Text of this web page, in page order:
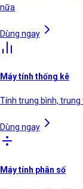
nữa
Dùng ngay
Máy tính thống kê
Tính trung bình, trung
Dùng ngay
Máy tính phân số